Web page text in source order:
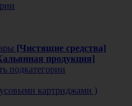
[Чистящие средства]
продукция]
подкатегории
картриджами )